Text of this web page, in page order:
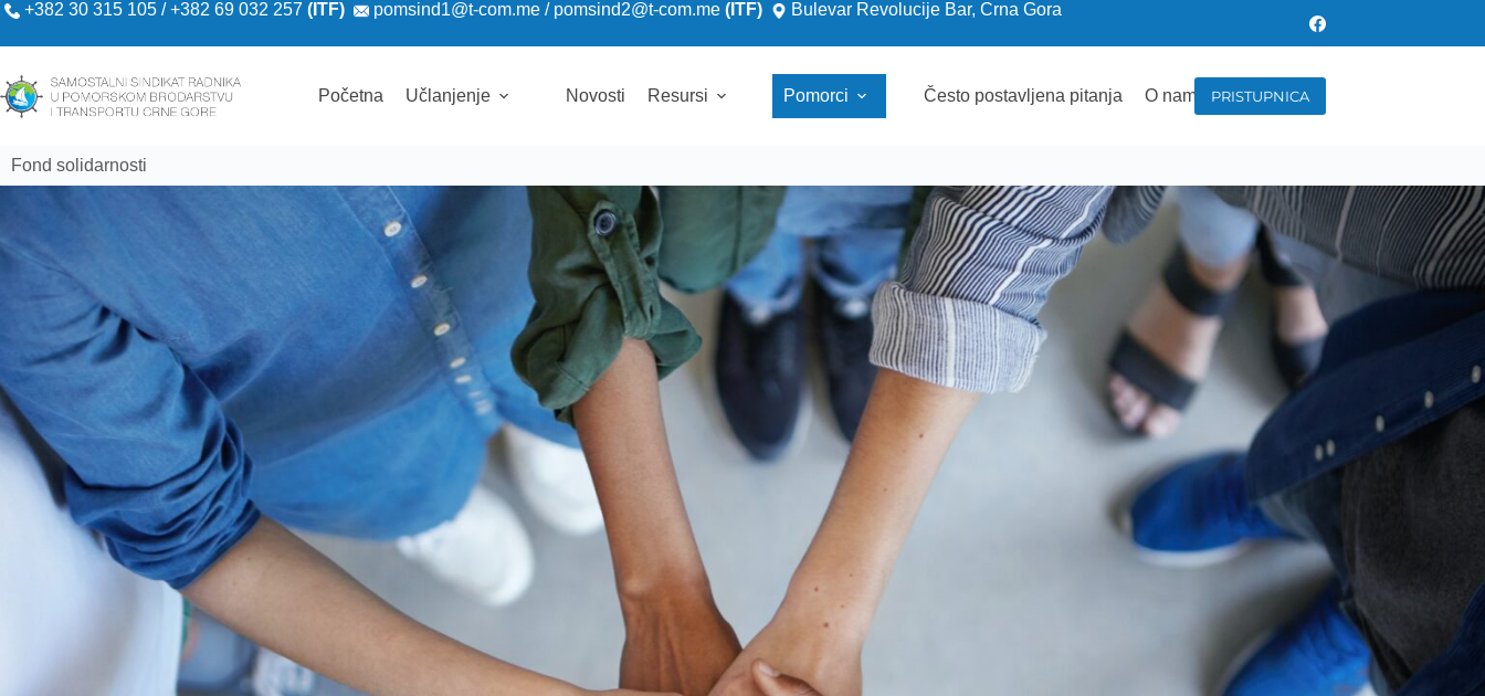
+382 30 315 105 / +382 69 032 257 (ITF) pomsind1@t-com.me / pomsind2@t-com.me (ITF) Bulevar Revolucije Bar, Crna Gora
Početna Učlanjenje Novosti Resursi Pomorci Često postavljena pitanja O nama PRISTUPNICA
Fond solidarnosti